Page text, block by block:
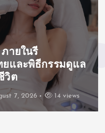
ายในรี
ยและพิธีกรรมดูแล
วิต
7, 2026 14 views